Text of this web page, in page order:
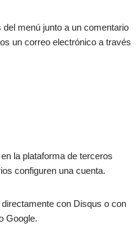
menú junto a un comentario
un correo electrónico a través
la plataforma de terceros
configuren una cuenta.
con Disqus o con
Google.